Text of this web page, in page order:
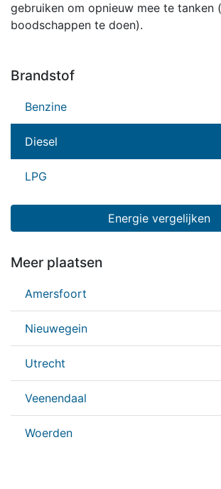
gebruiken om opnieuw mee te tanken
boodschappen te doen).
Brandstof
Benzine
Diesel
LPG
Energie vergelijken
Meer plaatsen
Amersfoort
Nieuwegein
Utrecht
Veenendaal
Woerden